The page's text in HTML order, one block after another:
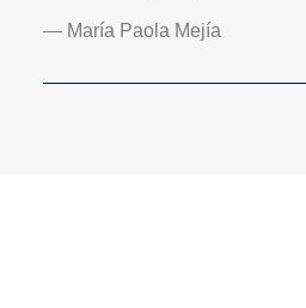
— María Paola Mejía